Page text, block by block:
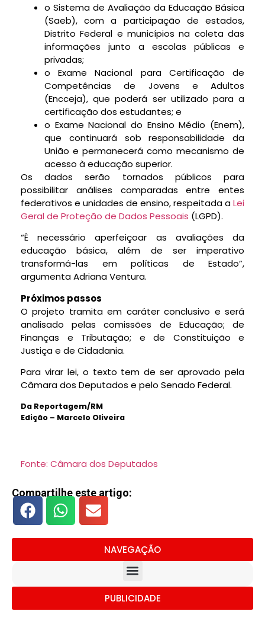
o Sistema de Avaliação da Educação Básica
(Saeb), com a participação de estados,
Distrito Federal e municípios na coleta das
informações junto a escolas públicas e
privadas;
o Exame Nacional para Certificação de
Competências de Jovens e Adultos
(Encceja), que poderá ser utilizado para a
certificação dos estudantes; e
o Exame Nacional do Ensino Médio (Enem),
que continuará sob responsabilidade da
União e permanecerá como mecanismo de
acesso à educação superior.
Os dados serão tornados públicos para
possibilitar análises comparadas entre entes
federativos e unidades de ensino, respeitada aLei
Geral de Proteção de Dados Pessoais (LGPD).
“É necessário aperfeiçoar as avaliações da
educação básica, além de ser imperativo
transformá-las em políticas de Estado”,
argumenta Adriana Ventura.
Próximos passos
O projeto tramita em caráter conclusivo e será
analisado pelas comissões de Educação; de
Finanças e Tributação; e de Constituição e
Justiça e de Cidadania.
Para virar lei, o texto tem de ser aprovado pela
Câmara dos Deputados e pelo Senado Federal.
Da Reportagem/RM
Edição – Marcelo Oliveira
Fonte: Câmara dos Deputados
Compartilhe este artigo:
NAVEGAÇÃO
PUBLICIDADE